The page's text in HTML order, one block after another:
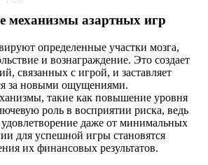
механизмы азартных игр
определенные участки мозга,
и вознаграждение. Это создает
связанных с игрой, и заставляет
за новыми ощущениями.
такие как повышение уровня
роль в восприятии риска, ведь
даже от минимальных
для успешной игры становятся
их финансовых результатов.